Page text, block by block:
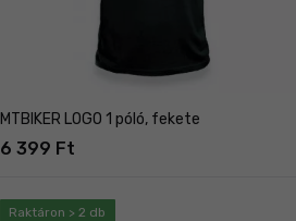
MTBIKER LOGO 1 póló, fekete
6 399 Ft
Raktáron > 2 db